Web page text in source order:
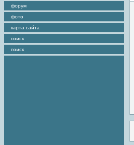
форум
фото
карта сайта
поиск
поиск